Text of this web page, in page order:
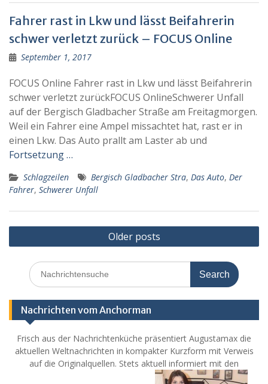
Fahrer rast in Lkw und lässt Beifahrerin
schwer verletzt zurück – FOCUS Online
September 1, 2017
FOCUS Online Fahrer rast in Lkw und lässt Beifahrerin
schwer verletzt zurückFOCUS OnlineSchwerer Unfall
auf der Bergisch Gladbacher Straße am Freitagmorgen.
Weil ein Fahrer eine Ampel missachtet hat, rast er in
einen Lkw. Das Auto prallt am Laster ab und
Fortsetzung …
Schlagzeilen Bergisch Gladbacher Stra, Das Auto, Der
Fahrer, Schwerer Unfall
Posts
navigation
Older posts
Search
for:
Nachrichten vom Anchorman
Frisch aus der Nachrichtenküche präsentiert Augustamax die
aktuellen Weltnachrichten in kompakter Kurzform mit Verweis
auf die Originalquellen. Stets aktuell informiert mit den